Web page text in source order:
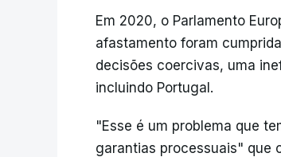
Em 2020, o Parlamento
afastamento foram
decisões coercivas, uma
incluindo Portugal.
"Esse é um problema que
garantias processuais" que